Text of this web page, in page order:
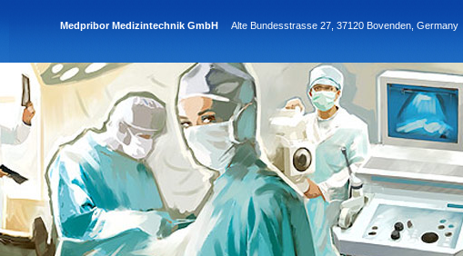
Medpribor Medizintechnik GmbH Alte Bundesstrasse 27, 37120 Bovenden, Germany